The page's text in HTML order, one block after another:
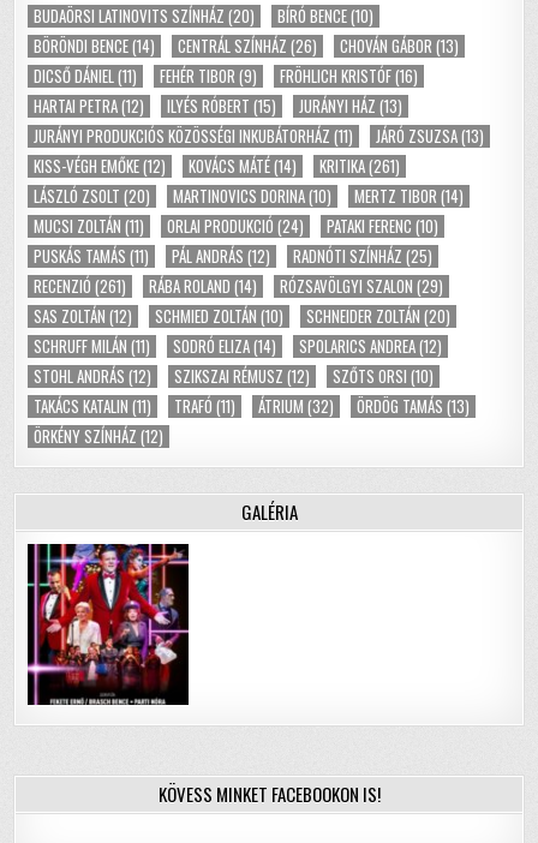
BUDAÖRSI LATINOVITS SZÍNHÁZ (20) BÍRÓ BENCE(10)
BÖRÖNDI BENCE(14) CENTRÁL SZÍNHÁZ (26) CHOVÁN GÁBOR (13)
DICSŐ DÁNIEL(11) FEHÉR TIBOR (9) FRÖHLICH KRISTÓF(16)
HARTAI PETRA(12) ILYÉS RÓBERT (15) JURÁNYI HÁZ (13)
JURÁNYI PRODUKCIÓS KÖZÖSSÉGI INKUBÁTORHÁZ (11) JÁRÓ ZSUZSA(13)
KISS-VÉGH EMŐKE(12) KOVÁCS MÁTÉ(14) KRITIKA(261)
LÁSZLÓ ZSOLT (20) MARTINOVICS DORINA(10) MERTZ TIBOR (14)
MUCSI ZOLTÁN (11) ORLAI PRODUKCIÓ (24) PATAKI FERENC (10)
PUSKÁS TAMÁS (11) PÁL ANDRÁS (12) RADNÓTI SZÍNHÁZ (25)
RECENZIÓ (261) RÁBA ROLAND (14) RÓZSAVÖLGYI SZALON (29)
SAS ZOLTÁN (12) SCHMIED ZOLTÁN (10) SCHNEIDER ZOLTÁN (20)
SCHRUFF MILÁN (11) SODRÓ ELIZA(14) SPOLARICS ANDREA(12)
STOHL ANDRÁS (12) SZIKSZAI RÉMUSZ (12) SZŐTS ORSI (10)
TAKÁCS KATALIN (11) TRAFÓ (11) ÁTRIUM (32) ÖRDÖG TAMÁS (13)
ÖRKÉNY SZÍNHÁZ (12)
GALÉRIA
KÖVESS MINKET FACEBOOKON IS!